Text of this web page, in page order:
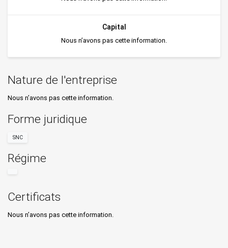
Capital
Nous n’avons pas cette information.
Nature de l'entreprise
Nous n’avons pas cette information.
Forme juridique
SNC
Régime
Certificats
Nous n’avons pas cette information.